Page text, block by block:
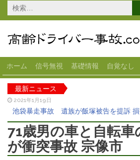
検
索:
ホーム 信号無視 基礎情報 自覚なし
最新ニュース
2021年1月19日
池袋暴走事故 遺族が飯塚被告を提訴 損
2020年12月18日
高齢女性が運転の車がスーパーに突っ込
2020年11月13日
70代女性が運転のベンツが横転 大田区
71歳男の車と自転車
が衝突事故 宗像市